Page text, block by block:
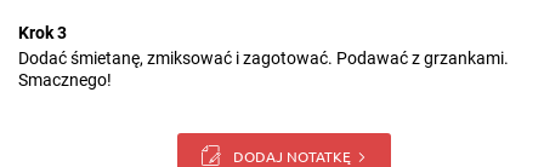
Krok 3
Dodać śmietanę, zmiksować i zagotować. Podawać z grzankami.
Smacznego!
DODAJ NOTATKĘ